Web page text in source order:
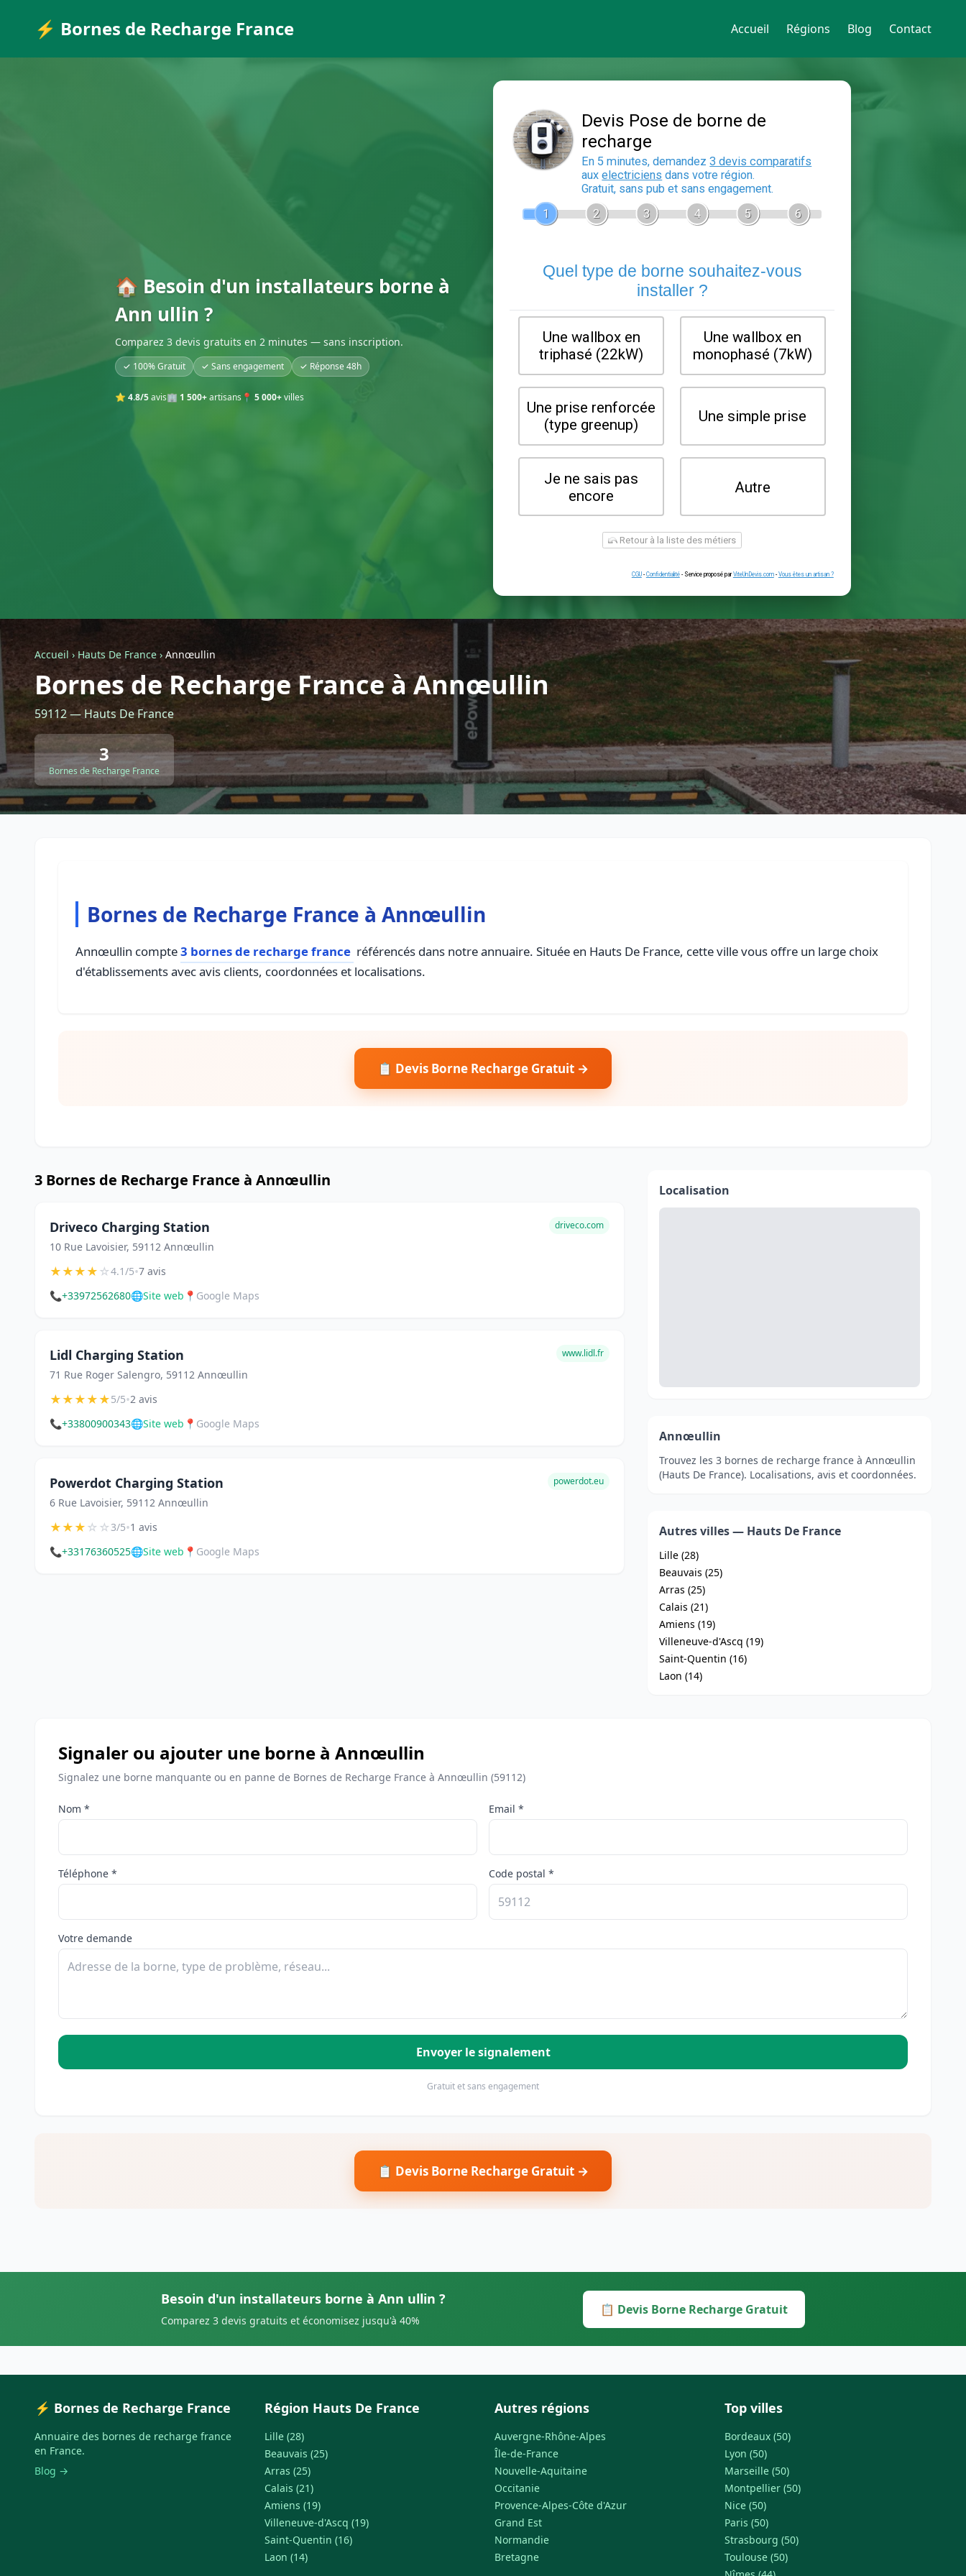
⚡ Bornes de Recharge France Accueil Régions Blog Contact
🏠 Besoin d'un installateurs borne à
Ann ullin ?
Comparez 3 devis gratuits en 2 minutes — sans inscription.
✓ 100% Gratuit ✓ Sans engagement ✓ Réponse 48h
⭐ 4.8/5avis🏢 1 500+artisans 📍 5 000+villes
recharge
En 5 minutes, demandez
auxelectriciensdans votre région.
Gratuit, sans pub et sans engagement.
Quel type de borne souhaitez-
installer ?
Une wallbox en
Une prise renforcée
(type greenup)
Je ne sais pas
Retour à la liste des métiers
Confidentialité - Service proposé par ViteUnDevis.com-
Accueil › Hauts De France › Annœullin
Bornes de Recharge France à Annœullin
59112 — Hauts De France
3
Bornes de Recharge France
Bornes de Recharge France à Annœullin
Annœullin compte3 bornes de recharge france référencés dans notre annuaire. Située en Hauts De France, cette ville vous offre un large choix
d'établissements avec avis clients, coordonnées et localisations.
📋 Devis Borne Recharge Gratuit →
3 Bornes de Recharge France à Annœullin
Driveco Charging Station
10 Rue Lavoisier, 59112 Annœullin
driveco.com
★★★★☆4.1/5•7 avis
📞+33972562680🌐Site web 📍 Google Maps
Lidl Charging Station
71 Rue Roger Salengro, 59112 Annœullin
www.lidl.fr
★★★★★5/5•2 avis
📞+33800900343🌐Site web 📍 Google Maps
Powerdot Charging Station
6 Rue Lavoisier, 59112 Annœullin
powerdot.eu
★★★☆☆3/5•1 avis
📞+33176360525🌐Site web 📍 Google Maps
Localisation
Annœullin
Trouvez les 3 bornes de recharge france à Annœullin
(Hauts De France). Localisations, avis et coordonnées.
Autres villes — Hauts De France
Lille (28)
Beauvais (25)
Arras (25)
Calais (21)
Amiens (19)
Villeneuve-d'Ascq (19)
Saint-Quentin (16)
Laon (14)
Signaler ou ajouter une borne à Annœullin
Signalez une borne manquante ou en panne de Bornes de Recharge France à Annœullin (59112)
Nom * Email *
Téléphone * Code postal *
Votre demande
Envoyer le signalement
Gratuit et sans engagement
📋 Devis Borne Recharge Gratuit →
Besoin d'un installateurs borne à Ann ullin ?
Comparez 3 devis gratuits et économisez jusqu'à 40%
📋 Devis Borne Recharge Gratuit
⚡ Bornes de Recharge France
Annuaire des bornes de recharge france
en France.
Blog →
Région Hauts De France
Lille (28)
Beauvais (25)
Arras (25)
Calais (21)
Amiens (19)
Villeneuve-d'Ascq (19)
Saint-Quentin (16)
Laon (14)
Autres régions
Auvergne-Rhône-Alpes
Île-de-France
Nouvelle-Aquitaine
Occitanie
Provence-Alpes-Côte d'Azur
Grand Est
Normandie
Bretagne
Top villes
Bordeaux (50)
Lyon (50)
Marseille (50)
Montpellier (50)
Nice (50)
Paris (50)
Strasbourg (50)
Toulouse (50)